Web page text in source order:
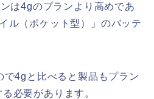
は4gのプランより高めであ
ル（ポケット型）」のバッテ
4gと比べると製品もプラン
必要があります。